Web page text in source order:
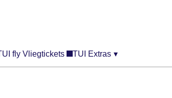
fly Vliegtickets TUI Extras ▾